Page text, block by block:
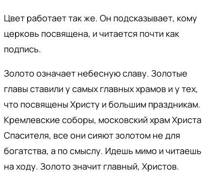
Цвет работает так же. Он подсказывает, кому
церковь посвящена, и читается почти как
подпись.
Золото означает небесную славу. Золотые
главы ставили у самых главных храмов и у тех,
что посвящены Христу и большим праздникам.
Кремлевские соборы, московский храм Христа
Спасителя, все они сияют золотом не для
богатства, а по смыслу. Идешь мимо и читаешь
на ходу. Золото значит главный, Христов.